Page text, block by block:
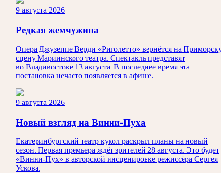
9 августа 2026
Редкая жемчужина
Опера Джузеппе Верди «Риголетто» вернётся на
сцену Мариинского театра. Спектакль представят
во Владивостоке 13 августа. В последнее время эта
постановка нечасто появляется в афише.
9 августа 2026
Новый взгляд на Винни-Пуха
Екатеринбургский театр кукол раскрыл планы на новый
сезон. Первая премьера ждёт зрителей 28 августа. Это будет
«Винни-Пух» в авторской инсценировке режиссёра Сергея
Ускова.